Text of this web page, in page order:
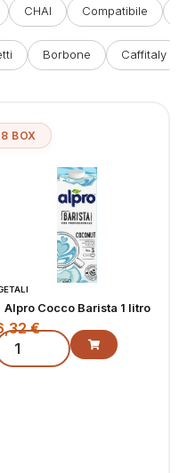
CHAI Compatibile
Borbone Caffitaly
8 BOX
Alpro Cocco Barista 1 litro
€